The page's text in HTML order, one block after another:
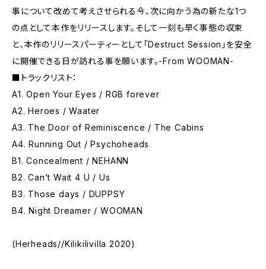
事について改めて考えさせられる今、次に向かう為の新たな1つ
の点として本作をリリースします。そして一刻も早く事態の収束
と、本作のリリースパーティーとして「Destruct Session」を安全
に開催できる日が訪れる事を願います。-From WOOMAN-
■トラックリスト：
A1. Open Your Eyes / RGB forever
A2. Heroes / Waater
A3. The Door of Reminiscence / The Cabins
A4. Running Out / Psychoheads
B1. Concealment / NEHANN
B2. Can’t Wait 4 U / Us
B3. Those days / DUPPSY
B4. Night Dreamer / WOOMAN
(Herheads//Kilikilivilla 2020)